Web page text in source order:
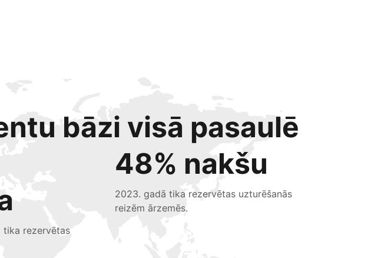
bāzi visā pasaulē
tika rezervētas
48% nakšu
2023. gadā tika rezervētas uzturēšanās
reizēm ārzemēs.